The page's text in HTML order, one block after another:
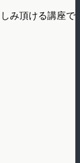
み頂ける講座で